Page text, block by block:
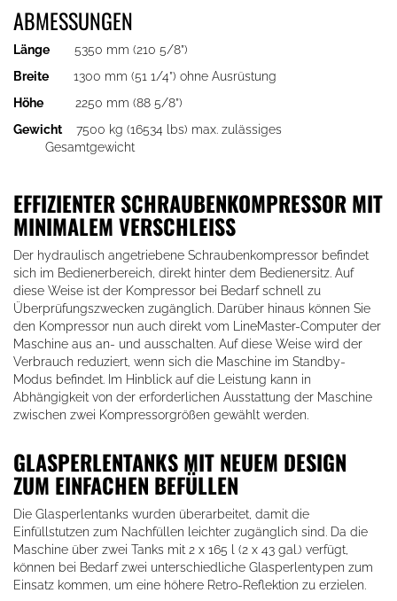
ABMESSUNGEN
Länge 5350 mm (210 5/8”)
Breite 1300 mm (51 1/4”) ohne Ausrüstung
Höhe 2250 mm (88 5/8”)
Gewicht 7500 kg (16534 lbs) max. zulässiges
Gesamtgewicht
EFFIZIENTER SCHRAUBENKOMPRESSOR MIT
MINIMALEM VERSCHLEISS
Der hydraulisch angetriebene Schraubenkompressor befindet
sich im Bedienerbereich, direkt hinter dem Bedienersitz. Auf
diese Weise ist der Kompressor bei Bedarf schnell zu
Überprüfungszwecken zugänglich. Darüber hinaus können Sie
den Kompressor nun auch direkt vom LineMaster-Computer der
Maschine aus an- und ausschalten. Auf diese Weise wird der
Verbrauch reduziert, wenn sich die Maschine im Standby-
Modus befindet. Im Hinblick auf die Leistung kann in
Abhängigkeit von der erforderlichen Ausstattung der Maschine
zwischen zwei Kompressorgrößen gewählt werden.
GLASPERLENTANKS MIT NEUEM DESIGN
ZUM EINFACHEN BEFÜLLEN
Die Glasperlentanks wurden überarbeitet, damit die
Einfüllstutzen zum Nachfüllen leichter zugänglich sind. Da die
Maschine über zwei Tanks mit 2 x 165 l (2 x 43 gal.) verfügt,
können bei Bedarf zwei unterschiedliche Glasperlentypen zum
Einsatz kommen, um eine höhere Retro-Reflektion zu erzielen.